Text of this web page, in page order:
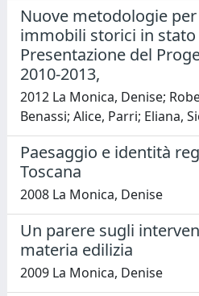
Nuove metodologie
immobili storici in stato
Presentazione del
2010-2013,
2012 La Monica, Denise;
Benassi; Alice, Parri; Eliana,
Paesaggio e identità
Toscana
2008 La Monica, Denise
Un parere sugli
materia edilizia
2009 La Monica, Denise